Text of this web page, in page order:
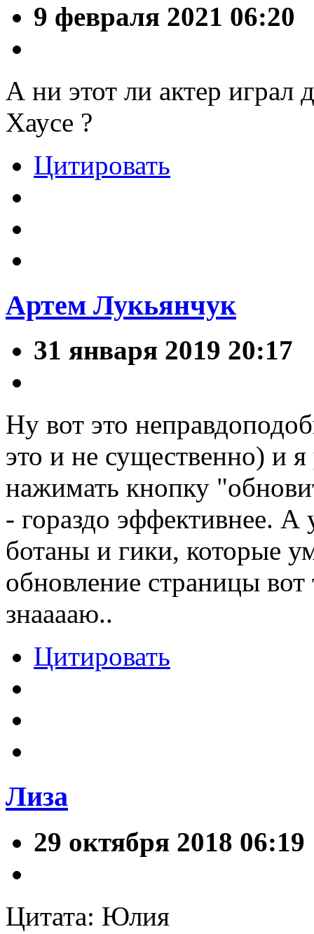
9 февраля 2021 06:20
А ни этот ли актер играл
Хаусе ?
Цитировать
Артем Лукьянчук
31 января 2019 20:17
Ну вот это
это и не существенно) и
нажимать кнопку
- гораздо эффективнее. А
ботаны и гики, которые
обновление страницы
знааааю..
Цитировать
Лиза
29 октября 2018 06:19
Цитата: Юлия